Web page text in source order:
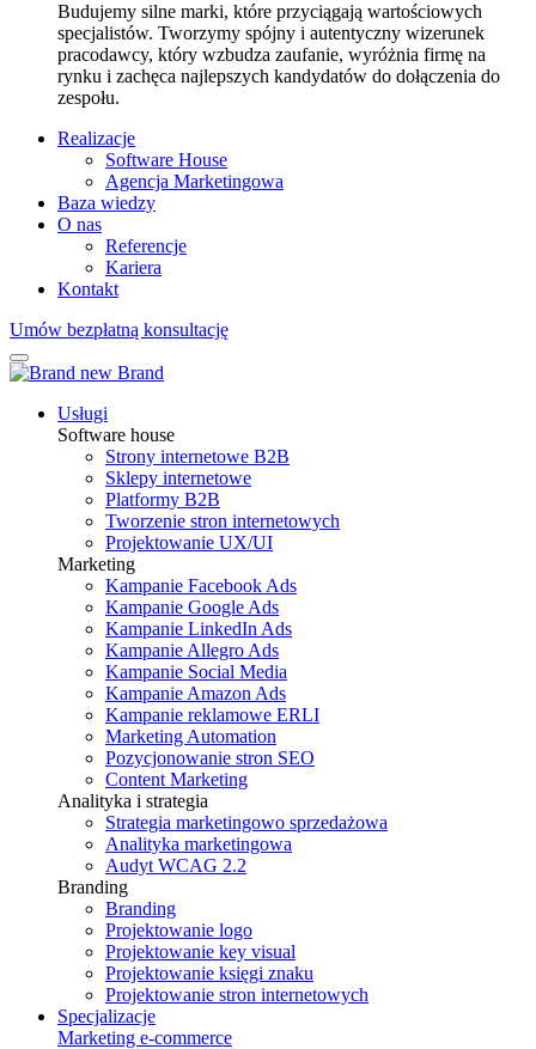
Budujemy silne marki, które przyciągają wartościowych
specjalistów. Tworzymy spójny i autentyczny wizerunek
pracodawcy, który wzbudza zaufanie, wyróżnia firmę na
rynku i zachęca najlepszych kandydatów do dołączenia do
zespołu.
Realizacje
Software House
Agencja Marketingowa
Baza wiedzy
O nas
Referencje
Kariera
Kontakt
Umów bezpłatną konsultację
Usługi
Software house
Strony internetowe B2B
Sklepy internetowe
Platformy B2B
Tworzenie stron internetowych
Projektowanie UX/UI
Marketing
Kampanie Facebook Ads
Kampanie Google Ads
Kampanie LinkedIn Ads
Kampanie Allegro Ads
Kampanie Social Media
Kampanie Amazon Ads
Kampanie reklamowe ERLI
Marketing Automation
Pozycjonowanie stron SEO
Content Marketing
Analityka i strategia
Strategia marketingowo sprzedażowa
Analityka marketingowa
Audyt WCAG 2.2
Branding
Branding
Projektowanie logo
Projektowanie key visual
Projektowanie księgi znaku
Projektowanie stron internetowych
Specjalizacje
Marketing e⁠‑commerce